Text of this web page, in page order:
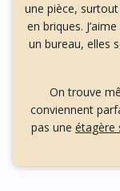
une pièce,
en briques.
un bureau, elles
On trouve
conviennent
pas une étagère